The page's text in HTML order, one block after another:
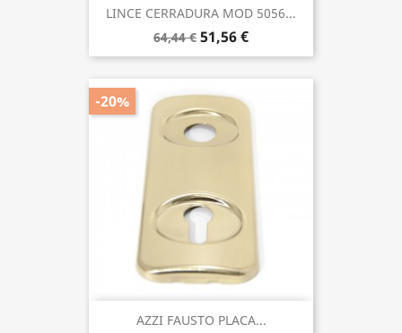
LINCE CERRADURA MOD 5056...
64,44 € 51,56 €
AZZI FAUSTO PLACA...
-20%